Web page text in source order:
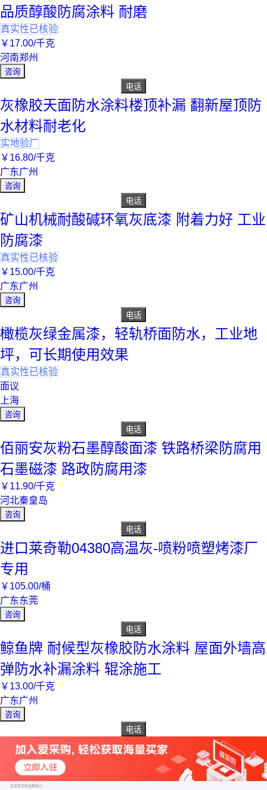
品质醇酸防腐涂料 耐磨
真实性已核验
￥ 17.00/千克
河南郑州
咨询
电话
灰橡胶天面防水涂料楼顶补漏 翻新屋顶防
水材料耐老化
实地验厂
￥ 16.80/千克
广东广州
咨询
电话
矿山机械耐酸碱环氧灰底漆 附着力好 工业
防腐漆
真实性已核验
￥ 15.00/千克
广东广州
咨询
电话
橄榄灰绿金属漆，轻轨桥面防水，工业地
坪，可长期使用效果
真实性已核验
面议
上海
咨询
电话
佰丽安灰粉石墨醇酸面漆 铁路桥梁防腐用
石墨磁漆 路政防腐用漆
￥ 11.90/千克
河北秦皇岛
咨询
电话
进口莱奇勒04380高温灰-喷粉喷塑烤漆厂
专用
￥ 105.00/桶
广东东莞
咨询
电话
鲸鱼牌 耐候型灰橡胶防水涂料 屋面外墙高
弹防水补漏涂料 辊涂施工
￥ 13.00/千克
广东广州
咨询
电话
百度爱采购温馨提示：